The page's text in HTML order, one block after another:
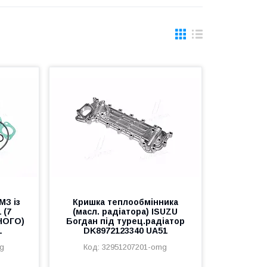
із
(7
Кришка теплообмінника
(масл. радіатора) ISUZU
Богдан під турец.радіатор
DK8972123340 UA51
32951207201-omg